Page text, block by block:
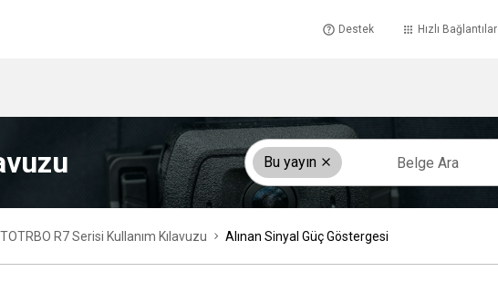
Destek Hızlı Bağlantılar
Bu yayın
R7 Serisi Kullanım Kılavuzu Alınan Sinyal Güç Göstergesi